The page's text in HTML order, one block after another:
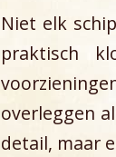
Niet elk
praktisch
overleggen
detail, maar